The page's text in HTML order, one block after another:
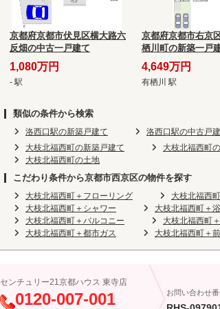
京都府京都市伏見区横大路六
反畑の中古一戸建て
1,080万円
- 駅
京都府京都市右京
栖川町の新築一戸
4,649万円
有栖川 駅
類似の条件から検索
洛西口駅の新築戸建て 洛西口駅の中古戸
大枝北福西町の新築戸建て
大枝北福西町
大枝北福西町の土地
こだわり条件から京都市西京区の物件を探す
大枝北福西町＋フローリング 大枝北福西
大枝北福西町＋シャワー
大枝北福西町＋
大枝北福西町＋バルコニー
大枝北福西町
大枝北福西町＋都市ガス
大枝北福西町＋
センチュリー21京都ハウス 東寺店
0120-007-001 お問い合わせ